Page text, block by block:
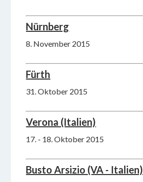
Nürnberg
8. November 2015
Fürth
31. Oktober 2015
Verona (Italien)
17. - 18. Oktober 2015
Busto Arsizio (VA - Italien)